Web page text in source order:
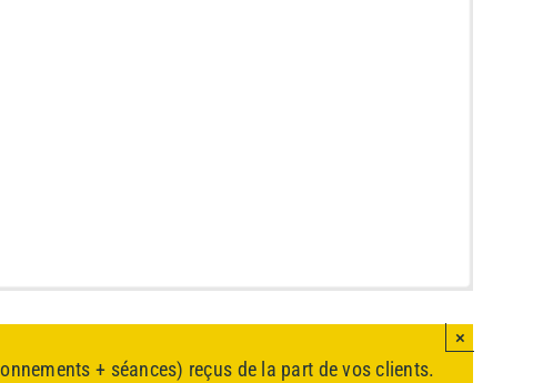
+ séances) reçus de la part de vos clients.
×